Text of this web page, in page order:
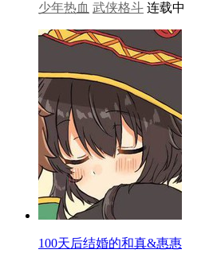
少年热血 武侠格斗 连载中
100天后结婚的和真&惠惠